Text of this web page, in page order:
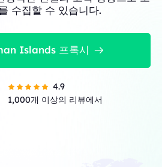
수집할 수 있습니다.
Islands 프록시
4.9
1,000개 이상의 리뷰에서